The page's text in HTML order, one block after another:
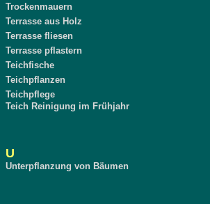
Trockenmauern
Terrasse aus Holz
Terrasse fliesen
Terrasse pflastern
Teichfische
Teichpflanzen
Teichpflege
Teich Reinigung im Frühjahr
U
Unterpflanzung von Bäumen